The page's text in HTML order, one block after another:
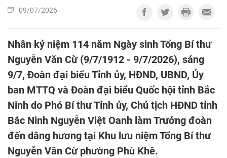
09/07/2026
Nhân kỷ niệm 114 năm Ngày sinh Tổng Bí thư
Nguyễn Văn Cừ (9/7/1912 - 9/7/2026), sáng
9/7, Đoàn đại biểu Tỉnh ủy, HĐND, UBND, Ủy
ban MTTQ và Đoàn đại biểu Quốc hội tỉnh Bắc
Ninh do Phó Bí thư Tỉnh ủy, Chủ tịch HĐND tỉnh
Bắc Ninh Nguyễn Việt Oanh làm Trưởng đoàn
đến dâng hương tại Khu lưu niệm Tổng Bí thư
Nguyễn Văn Cừ phường Phù Khê.